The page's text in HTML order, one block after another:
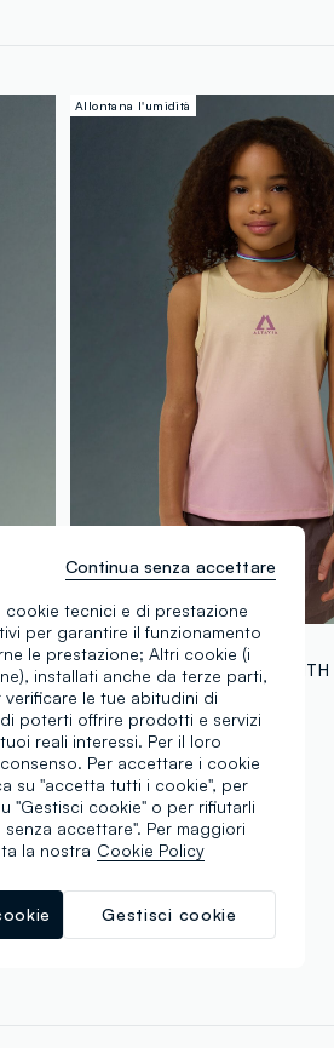
Giacca antivento ALTAVIA WITH DEBORAH COMPAGNONI
Allontana l'umidità
ALTAVIA
€ 9,95 -30%€ 7,00
3 di 3 prodotti
cookie tecnici e di prestazione
per garantire il funzionamento
le prestazione; Altri cookie (i
installati anche da terze parti,
le tue abitudini di
poterti offrire prodotti e servizi
reali interessi. Per il loro
Per accettare i cookie
su "accetta tutti i cookie", per
"Gestisci cookie" o per rifiutarli
accettare". Per maggiori
la nostra Cookie Policy
Gestisci cookie
Continua senza accettare